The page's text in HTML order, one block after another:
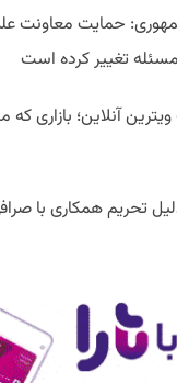
حمایت معاونت
تغییر کرده است
آنلاین؛ بازاری که
تحریم همکاری با